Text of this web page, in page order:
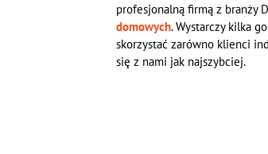
profesjonalną firmą z branży
domowych. Wystarczy kilka
skorzystać zarówno klienci
się z nami jak najszybciej.